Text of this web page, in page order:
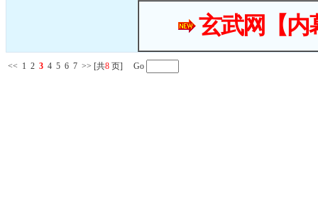
玄武网【
<< 1 2 3 4 5 6 7 >> [共8 页] Go